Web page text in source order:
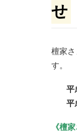
せ
檀家
す。
平
平
《檀